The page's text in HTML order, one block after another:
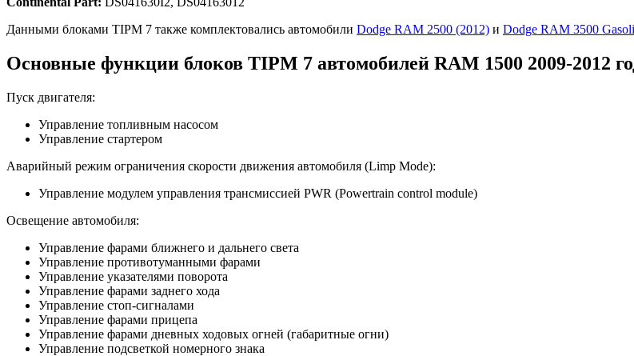
Данными блоками TIPM 7 также комплектовались автомобили Dodge RAM 2500 (2012) и Dodge RAM 3500
Основные функции блоков TIPM 7 автомобилей RAM 1500 2009-2012
Пуск двигателя:
Управление топливным насосом
Управление стартером
Аварийный режим ограничения скорости движения автомобиля (Limp Mode):
Управление модулем управления трансмиссией PWR (Powertrain control module)
Освещение автомобиля:
Управление фарами ближнего и дальнего света
Управление противотуманными фарами
Управление указателями поворота
Управление фарами заднего хода
Управление стоп-сигналами
Управление фарами прицепа
Управление фарами дневных ходовых огней (габаритные огни)
Управление подсветкой номерного знака